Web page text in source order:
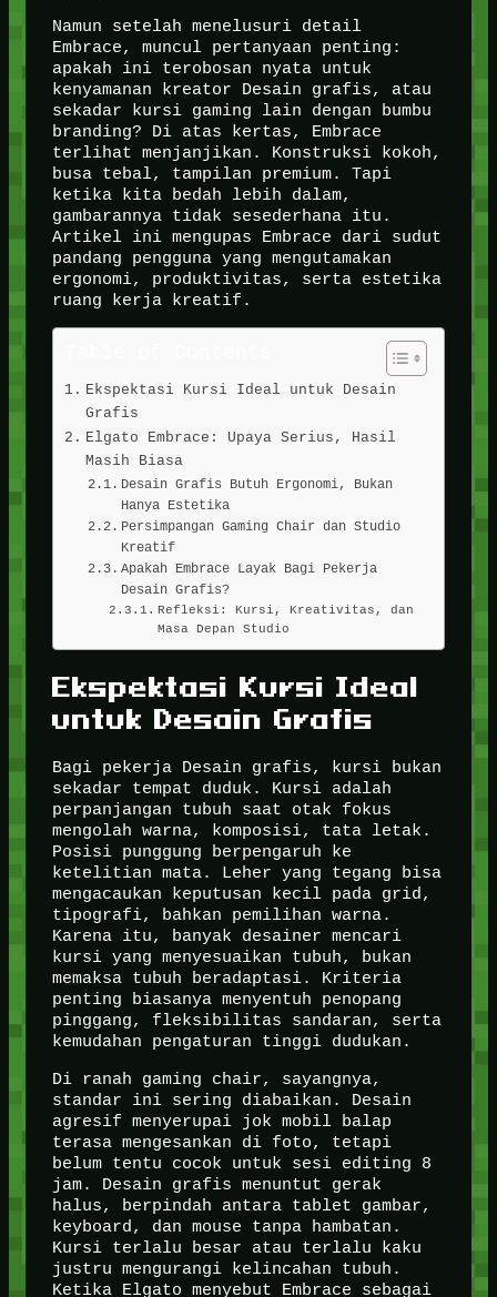
Namun setelah menelusuri detail
Embrace, muncul pertanyaan penting:
apakah ini terobosan nyata untuk
kenyamanan kreator Desain grafis, atau
sekadar kursi gaming lain dengan bumbu
branding? Di atas kertas, Embrace
terlihat menjanjikan. Konstruksi kokoh,
busa tebal, tampilan premium. Tapi
ketika kita bedah lebih dalam,
gambarannya tidak sesederhana itu.
Artikel ini mengupas Embrace dari sudut
pandang pengguna yang mengutamakan
ergonomi, produktivitas, serta estetika
ruang kerja kreatif.
Ekspektasi Kursi Ideal untuk Desain
Grafis
Elgato Embrace: Upaya Serius, Hasil
Masih Biasa
Desain Grafis Butuh Ergonomi, Bukan
Hanya Estetika
Persimpangan Gaming Chair dan Studio
Kreatif
Apakah Embrace Layak Bagi Pekerja
Desain Grafis?
Refleksi: Kursi, Kreativitas, dan
Masa Depan Studio
Ekspektasi Kursi Ideal
untuk Desain Grafis
Bagi pekerja Desain grafis, kursi bukan
sekadar tempat duduk. Kursi adalah
perpanjangan tubuh saat otak fokus
mengolah warna, komposisi, tata letak.
Posisi punggung berpengaruh ke
ketelitian mata. Leher yang tegang bisa
mengacaukan keputusan kecil pada grid,
tipografi, bahkan pemilihan warna.
Karena itu, banyak desainer mencari
kursi yang menyesuaikan tubuh, bukan
memaksa tubuh beradaptasi. Kriteria
penting biasanya menyentuh penopang
pinggang, fleksibilitas sandaran, serta
kemudahan pengaturan tinggi dudukan.
Di ranah gaming chair, sayangnya,
standar ini sering diabaikan. Desain
agresif menyerupai jok mobil balap
terasa mengesankan di foto, tetapi
belum tentu cocok untuk sesi editing 8
jam. Desain grafis menuntut gerak
halus, berpindah antara tablet gambar,
keyboard, dan mouse tanpa hambatan.
Kursi terlalu besar atau terlalu kaku
justru mengurangi kelincahan tubuh.
Ketika Elgato menyebut Embrace sebagai